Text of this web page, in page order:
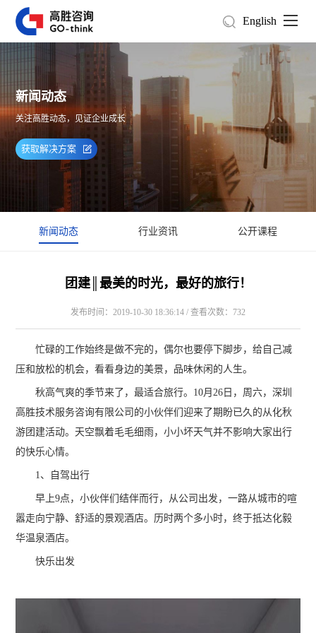
English
新闻动态
关注高胜动态，见证企业成长
获取解决方案
新闻动态 行业资讯 公开课程
团建║最美的时光，最好的旅行！
发布时间：2019-10-30 18:36:14 / 查看次数：732
忙碌的工作始终是做不完的，偶尔也要停下脚步，给自己减
压和放松的机会，看看身边的美景，品味休闲的人生。
秋高气爽的季节来了，最适合旅行。10月26日，周六，深圳
高胜技术服务咨询有限公司的小伙伴们迎来了期盼已久的从化秋
游团建活动。天空飘着毛毛细雨，小小坏天气并不影响大家出行
的快乐心情。
1、自驾出行
早上9点，小伙伴们结伴而行，从公司出发，一路从城市的喧
嚣走向宁静、舒适的景观酒店。历时两个多小时，终于抵达化毅
华温泉酒店。
快乐出发